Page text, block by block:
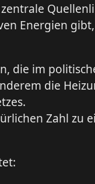
Energien
die im
die
Zahl zu